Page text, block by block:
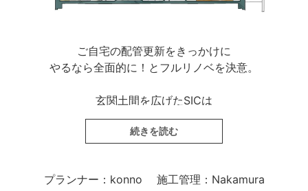
ご自宅の配管更新をきっかけに
やるなら全面的に！とフルリノベを決意。
玄関土間を広げたSICは
ブルーのタイルで印象的に。
寝室とも繋げたことで
広々としたLDKの主役は
続きを読む
プランナー：konno 施工管理：Nakamura